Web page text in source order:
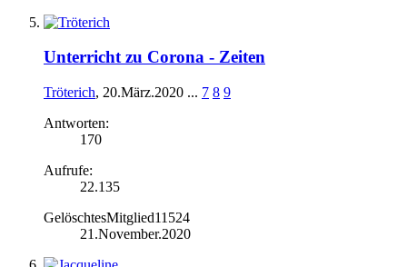
Unterricht zu Corona - Zeiten
Tröterich, 20.März.2020 ... 7 8 9
Antworten:
170
Aufrufe:
22.135
GelöschtesMitglied11524
21.November.2020